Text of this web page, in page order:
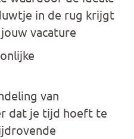
in de rug krijgt
vacature
van
dat je tijd hoeft te